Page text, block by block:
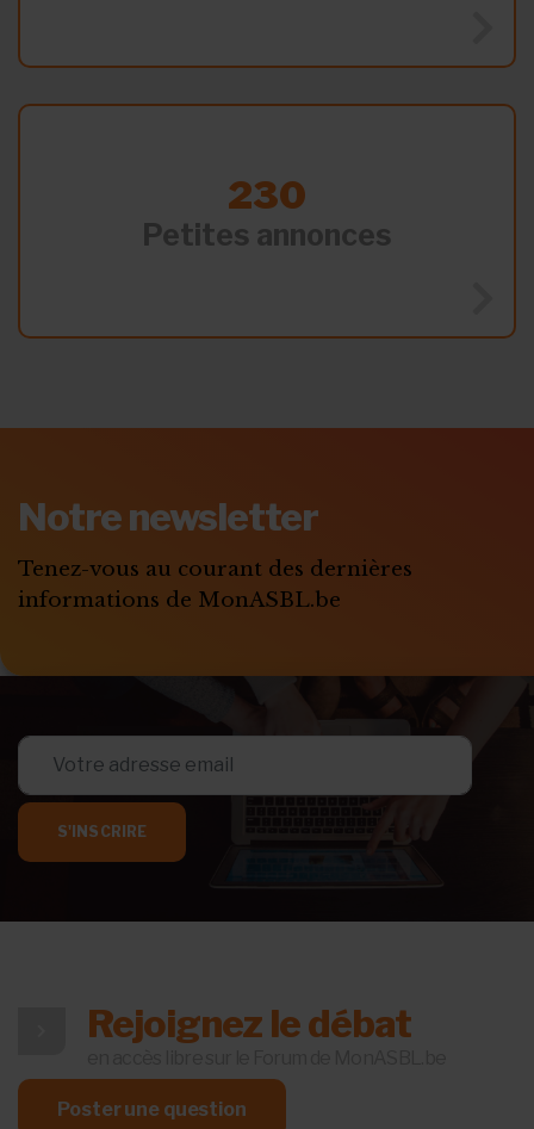
230
Petites annonces
Notre newsletter
Tenez-vous au courant des dernières
informations de MonASBL.be
S'INSCRIRE
Rejoignez le débat
Poster une question